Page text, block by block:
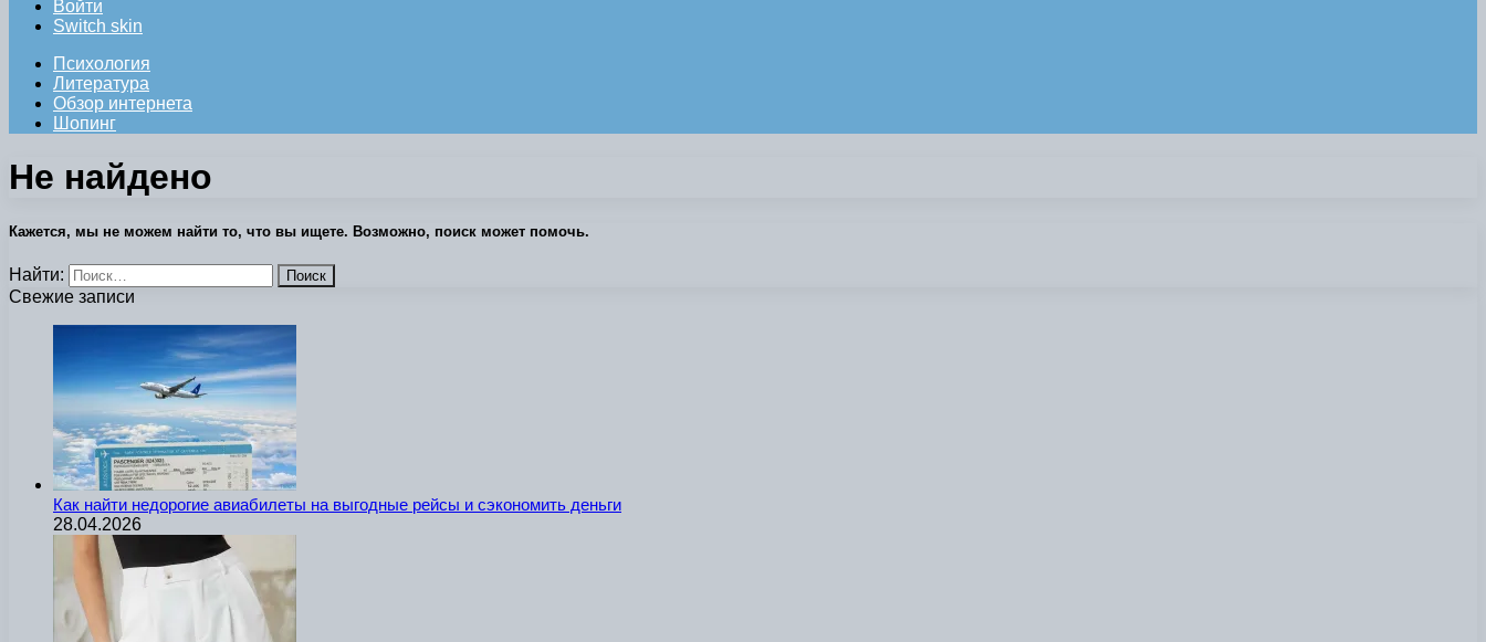
Войти
Switch skin
Психология
Литература
Обзор интернета
Шопинг
Не найдено
Кажется, мы не можем найти то, что вы ищете. Возможно, поиск может помочь.
Найти:
Свежие записи
Как найти недорогие авиабилеты на выгодные рейсы и сэкономить деньги
28.04.2026